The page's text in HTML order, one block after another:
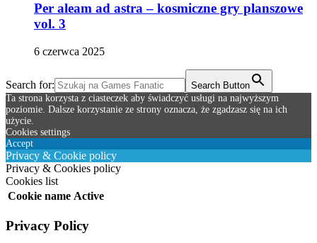
Per aleam ad astra – kosmiczne gry planszowe
vol. 3
6 czerwca 2025
Search for:
Search Button
Ta strona korzysta z ciasteczek aby świadczyć usługi na najwyższym
poziomie. Dalsze korzystanie ze strony oznacza, że zgadzasz się na ich
użycie.
Cookies settings
Accept
Privacy & Cookie policy
Privacy & Cookies policy
Cookies list
Cookie name Active
Privacy Policy